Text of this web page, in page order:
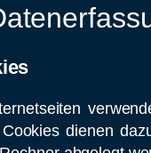
dienen